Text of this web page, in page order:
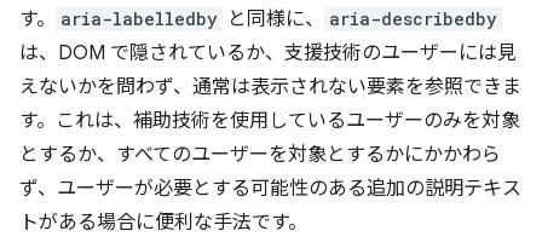
す。
aria-labelledby と同様に、 aria-describedby
は、DOM で隠されているか、支援技術のユーザーには見
えないかを問わず、通常は表示されない要素を参照できま
す。これは、補助技術を使用しているユーザーのみを対象
とするか、すべてのユーザーを対象とするかにかかわら
ず、ユーザーが必要とする可能性のある追加の説明テキス
トがある場合に便利な手法です。